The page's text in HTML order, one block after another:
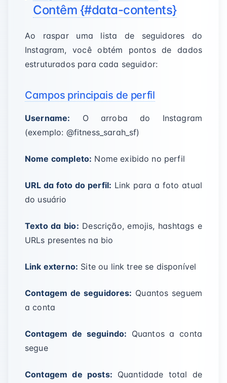
Contêm {#data-contents}
Ao raspar uma lista de seguidores do
Instagram, você obtém pontos de dados
estruturados para cada seguidor:
Campos principais de perfil
Username: O arroba do Instagram
(exemplo: @fitness_sarah_sf)
Nome completo: Nome exibido no perfil
URL da foto do perfil: Link para a foto atual
do usuário
Texto da bio: Descrição, emojis, hashtags e
URLs presentes na bio
Link externo: Site ou link tree se disponível
Contagem de seguidores: Quantos seguem
a conta
Contagem de seguindo: Quantos a conta
segue
Contagem de posts: Quantidade total de